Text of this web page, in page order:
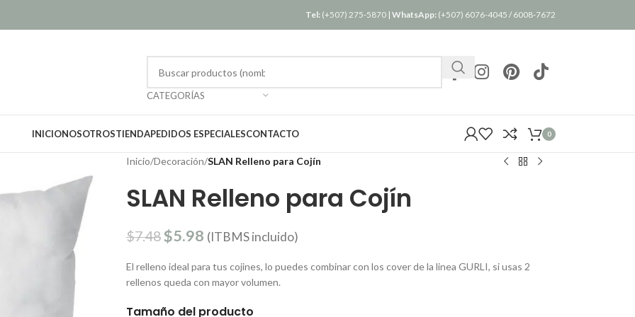
Tel: (+507) 275-5870 | WhatsApp: (+507) 6076-4045 /6008-7672
CATEGORÍAS
INICIONOSOTROSTIENDAPEDIDOS ESPECIALESCONTACTO 0
Inicio/Decoración/SLAN Relleno para Cojín
SLAN Relleno para Cojín
$7.48$5.98 (ITBMS incluido)
El relleno ideal para tus cojines, lo puedes combinar con los cover de la linea GURLI, si usas 2
rellenos queda con mayor volumen.
Tamaño del producto